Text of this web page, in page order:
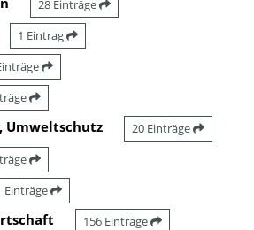
28 Einträge
1 Eintrag
Umweltschutz 20 Einträge
Einträge
156 Einträge